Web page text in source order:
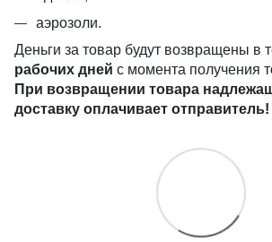
аэрозоли.
Деньги за товар будут возвращены в
рабочих дней с момента получения
При возвращении товара
доставку оплачивает отправитель!